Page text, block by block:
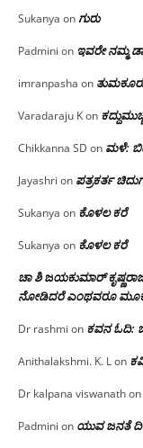
Sukanya onಗುರು
Padmini on ಇವರೇ ನಮ್ಮ
imranpasha on
Varadaraju Kon
Chikkanna SD on ಮಳೆ:
Jayashri on ಪತ್ರಕರ್ತ
Sukanya on ಕೊಳಲ ಕರೆ
Sukanya on ಕೊಳಲ ಕರೆ
ಚಾ ಶಿ ಜಯಕುಮಾರ್
ನೋಡಿದರೆ ಎಂಥವರೂ
Dr rashmi on ಕವನ ಓದಿ:
Anithalakshmi. K. Lon
Dr kalpana viswanathon
Padmini on ಯುವ ಜನತೆ